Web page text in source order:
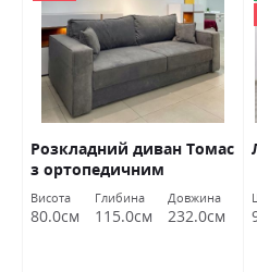
Розкладний диван Томас
з ортопедичним
наповненням і нішею
162х192 Шик Галичина
Висота
80.0см
Глибина
115.0см
Довжина
232.0см